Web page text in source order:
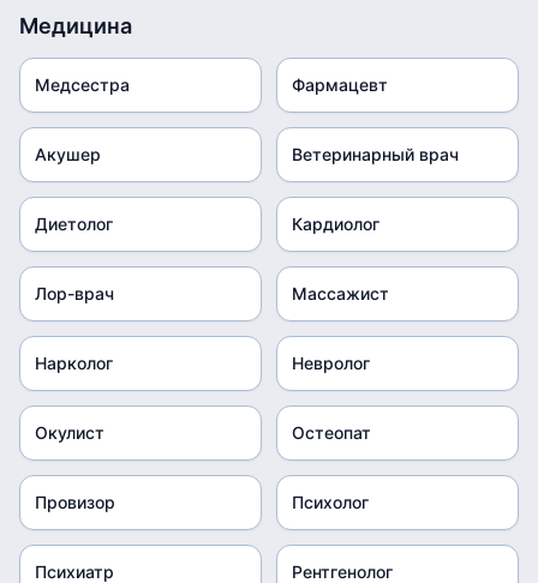
Медицина
Медсестра Фармацевт
Акушер Ветеринарный врач
Диетолог Кардиолог
Лор-врач Массажист
Нарколог Невролог
Окулист Остеопат
Провизор Психолог
Психиатр Рентгенолог